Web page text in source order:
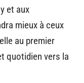
et aux
mieux à ceux
au premier
quotidien vers la